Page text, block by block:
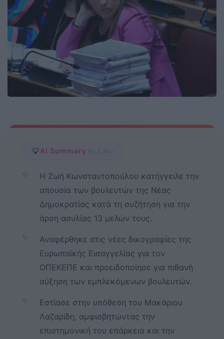
💡AI Summary by Libre
✨
Η Ζωή Κωνσταντοπούλου κατήγγειλε την
απουσία των βουλευτών της Νέας
Δημοκρατίας κατά τη συζήτηση για την
άρση ασυλίας 13 μελών τους.
✨
Αναφέρθηκε στις νέες δικογραφίες της
Ευρωπαϊκής Εισαγγελίας για τον
ΟΠΕΚΕΠΕ και προειδοποίησε για πιθανή
αύξηση των εμπλεκόμενων βουλευτών.
✨
Εστίασε στην υπόθεση του Μακάριου
Λαζαρίδη, αμφισβητώντας την
επιστημονική του επάρκεια και την